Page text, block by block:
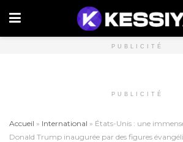
PUBLICITÉ
PUBLICITÉ
Accueil » International » États-Unis : une
Donald Trump inaugurée par des figures